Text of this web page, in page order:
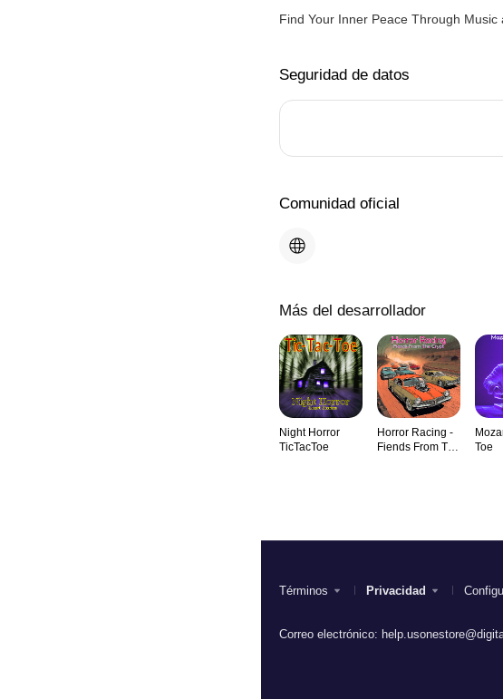
Find Your Inner Peace Through Music
Seguridad de datos
Comunidad oficial
Más del desarrollador
Night Horror
TicTacToe
Horror Racing -
Fiends From The
Toe
Términos Privacidad
Correo electrónico: